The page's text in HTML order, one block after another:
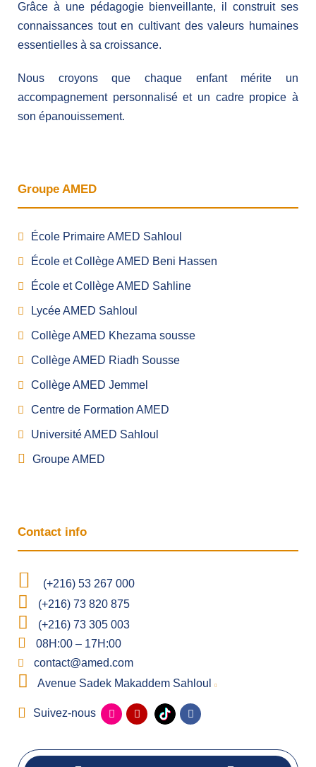
Grâce à une pédagogie bienveillante, il construit ses
connaissances tout en cultivant des valeurs humaines
essentielles à sa croissance.
Nous croyons que chaque enfant mérite un
accompagnement personnalisé et un cadre propice à
son épanouissement.
Groupe AMED
École Primaire AMED Sahloul
École et Collège AMED Beni Hassen
École et Collège AMED Sahline
Lycée AMED Sahloul
Collège AMED Khezama sousse
Collège AMED Riadh Sousse
Collège AMED Jemmel
Centre de Formation AMED
Université AMED Sahloul
Groupe AMED
Contact info
(+216) 53 267 000
(+216) 73 820 875
(+216) 73 305 003
08H:00 – 17H:00
contact@amed.com
Avenue Sadek Makaddem Sahloul
Suivez-nous